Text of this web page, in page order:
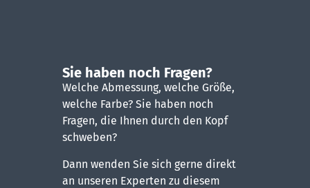
Sie haben noch Fragen?
Welche Abmessung, welche Größe,
welche Farbe? Sie haben noch
Fragen, die Ihnen durch den Kopf
schweben?
Dann wenden Sie sich gerne direkt
an unseren Experten zu diesem